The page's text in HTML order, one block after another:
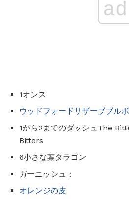
ad
1オンス
ウッドフォードリザーブブル
1から2までのダッシュThe
Bitters
6小さな葉タラゴン
ガーニッシュ：
オレンジの皮